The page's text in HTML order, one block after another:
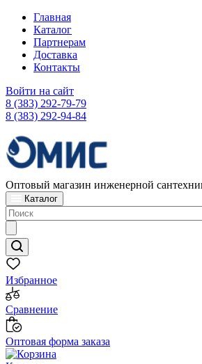
Главная
Каталог
Партнерам
Доставка
Контакты
Войти на сайт
8 (383) 292-79-79
8 (383) 292-94-84
Оптовый магазин инженерной
Каталог
Избранное
Сравнение
Оптовая форма заказа